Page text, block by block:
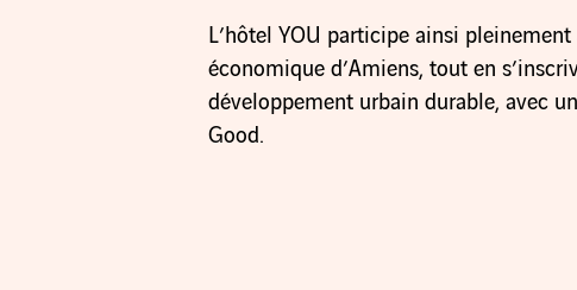
L’hôtel YOU participe ainsi
économique d’Amiens, tout en
développement urbain durable, avec
Good.